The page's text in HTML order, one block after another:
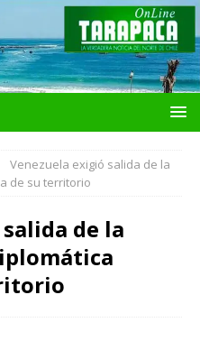
Venezuela exigió salida de la
de su territorio
de la